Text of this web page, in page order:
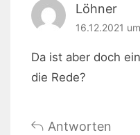
Löhner
16.12.2021
Da ist aber doch
die Rede?
Antworten